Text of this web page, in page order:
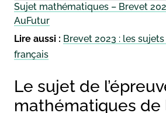
Sujet mathématiques – Brevet
AuFutur
Lire aussi : Brevet 2023 : les sujets
français
Le sujet de
mathématiques de